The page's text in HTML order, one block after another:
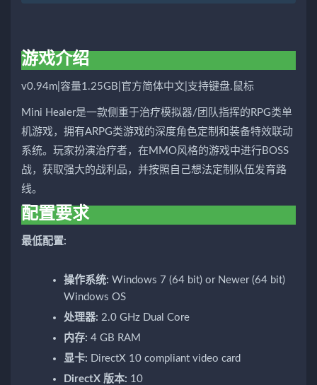
游戏介绍
v0.94m|容量1.25GB|官方简体中文|支持键盘.鼠标
Mini Healer是一款侧重于治疗模拟器/团队指挥的RPG类单
机游戏，拥有ARPG类游戏的深度角色定制和装备特效联动
系统。玩家扮演治疗者，在MMO风格的游戏中进行BOSS
战，获取强大的战利品，并按照自己想法定制队伍发育路
线。
配置要求
最低配置:
操作系统: Windows 7 (64 bit) or Newer (64 bit)
Windows OS
处理器: 2.0 GHz Dual Core
内存: 4 GB RAM
显卡: DirectX 10 compliant video card
DirectX 版本: 10